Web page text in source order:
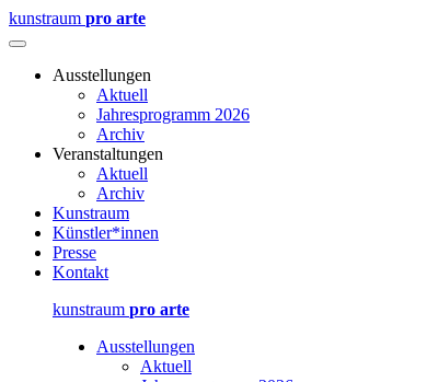
kunstraum pro arte
Ausstellungen
Aktuell
Jahresprogramm 2026
Archiv
Veranstaltungen
Aktuell
Archiv
Kunstraum
Künstler*innen
Presse
Kontakt
kunstraum pro arte
Ausstellungen
Aktuell